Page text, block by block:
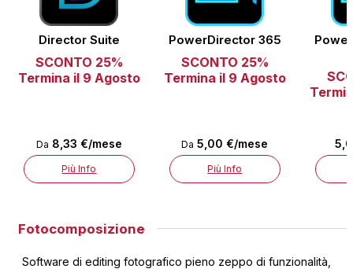
Director Suite
SCONTO 25%
Termina il 9 Agosto
Da 8,33 €/mese
Più Info
PowerDirector 365
SCONTO 25%
Termina il 9 Agosto
Da 5,00 €/mese
Più Info
Fotocomposizione
Software di editing fotografico pieno zeppo di funzionalità,